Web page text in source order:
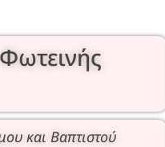
και Βαπτιστού